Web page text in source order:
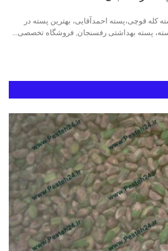
کله قوچی،پسته احمدآقایی، بهترین پسته در
پسته، پسته بهداشتی رفسنجان, فروشگاه تخصصی...